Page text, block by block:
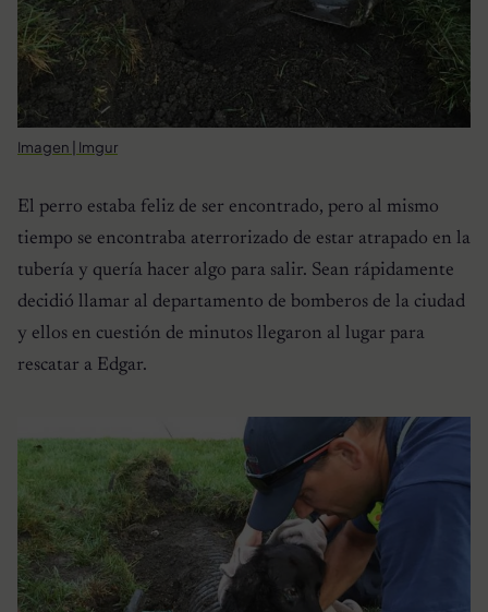
Imagen | Imgur
El perro estaba feliz de ser encontrado, pero al mismo
tiempo se encontraba aterrorizado de estar atrapado en la
tubería y quería hacer algo para salir. Sean rápidamente
decidió llamar al departamento de bomberos de la ciudad
y ellos en cuestión de minutos llegaron al lugar para
rescatar a Edgar.